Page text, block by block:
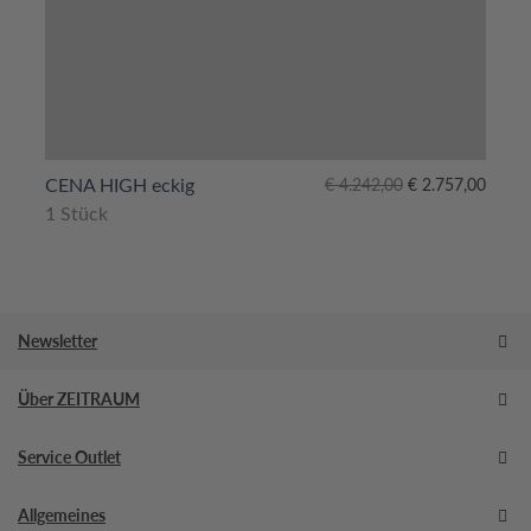
CENA HIGH eckig
1 Stück
€4.242,00
Ursprünglicher
€ 2.757,00
Aktueller
Newsletter
Über ZEITRAUM
Service Outlet
Allgemeines